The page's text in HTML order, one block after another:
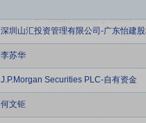
深圳山汇投资管理有限公司-广东怡建
李苏华
J.P.Morgan Securities PLC-自有资金
何文钜